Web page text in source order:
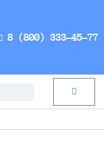
8 (800) 333-45-77
Cart